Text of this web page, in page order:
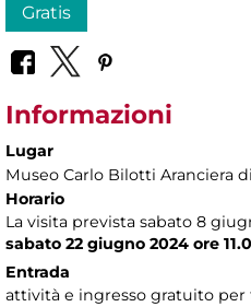
Gratis
Informazioni
Lugar
Museo Carlo Bilotti Aranciera
Horario
La visita prevista sabato 8
sabato 22 giugno 2024 ore
Entrada
attività e ingresso gratuito